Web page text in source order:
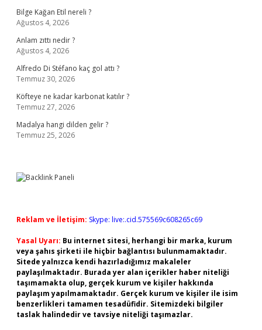
Bilge Kağan Etil nereli ?
Ağustos 4, 2026
Anlam zıttı nedir ?
Ağustos 4, 2026
Alfredo Di Stéfano kaç gol attı ?
Temmuz 30, 2026
Köfteye ne kadar karbonat katılır ?
Temmuz 27, 2026
Madalya hangi dilden gelir ?
Temmuz 25, 2026
Reklam ve İletişim: Skype: live:.cid.575569c608265c69
Yasal Uyarı: Bu internet sitesi, herhangi bir marka, kurum
veya şahıs şirketi ile hiçbir bağlantısı bulunmamaktadır.
Sitede yalnızca kendi hazırladığımız makaleler
paylaşılmaktadır. Burada yer alan içerikler haber niteliği
taşımamakta olup, gerçek kurum ve kişiler hakkında
paylaşım yapılmamaktadır. Gerçek kurum ve kişiler ile isim
benzerlikleri tamamen tesadüfidir. Sitemizdeki bilgiler
taslak halindedir ve tavsiye niteliği taşımazlar.